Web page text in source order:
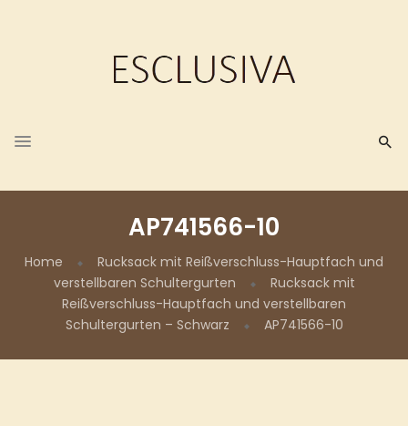
AP741566-10
Home
Rucksack mit Reißverschluss-Hauptfach und
verstellbaren Schultergurten
Rucksack mit
Reißverschluss-Hauptfach und verstellbaren
Schultergurten – Schwarz
AP741566-10